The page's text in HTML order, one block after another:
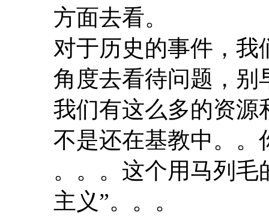
方面去看。
对于历史的事件，
角度去看待问题，别
我们有这么多的资源
不是还在基教中。。
。。。这个用马列毛
主义”。。。